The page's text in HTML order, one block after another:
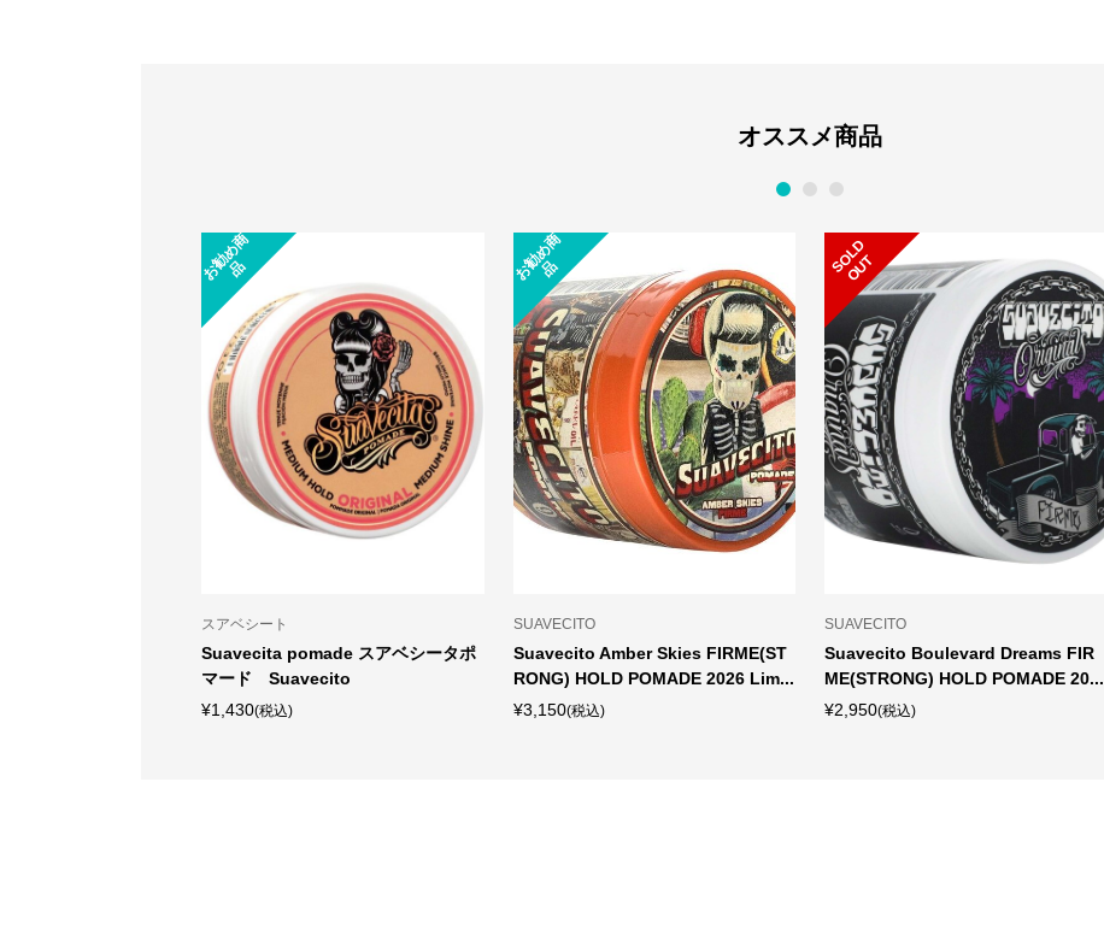
オススメ商品
お
勧
め
商
品
スアベシート
Suavecita pomade スアベシータポ
マード Suavecito
¥1,430(税込)
お
勧
め
商
品
SUAVECITO
Suavecito Amber Skies FIRME(ST
RONG) HOLD POMADE 2026 Lim...
¥3,150(税込)
S
O
L
D
O
U
T
SUAVECITO
Suavecito Boulevard Dreams FIR
ME(STRONG) HOLD POMADE 20...
¥2,950(税込)
1 2 3